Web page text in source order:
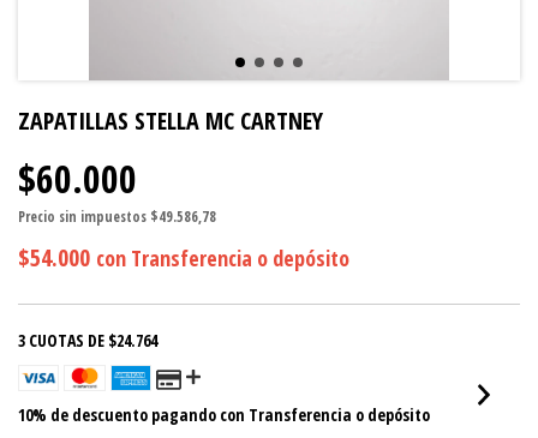
ZAPATILLAS STELLA MC CARTNEY
$60.000
Precio sin impuestos $49.586,78
$54.000 con Transferencia o depósito
3 CUOTAS DE $24.764
10% de descuento pagando con Transferencia o depósito